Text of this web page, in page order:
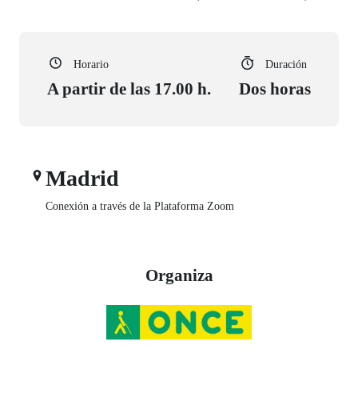
Horario
A partir de las 17.00 h.
Duración
Dos horas
Madrid
Conexión a través de la Plataforma Zoom
Organiza